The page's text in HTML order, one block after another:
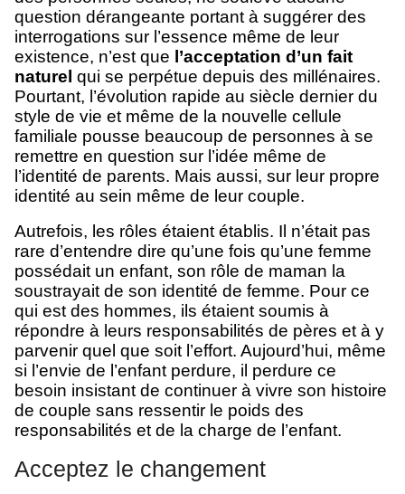
question dérangeante portant à suggérer des
interrogations sur l’essence même de leur
existence, n’est que l’acceptation d’un fait
naturel qui se perpétue depuis des millénaires.
Pourtant, l’évolution rapide au siècle dernier du
style de vie et même de la nouvelle cellule
familiale pousse beaucoup de personnes à se
remettre en question sur l’idée même de
l’identité de parents. Mais aussi, sur leur propre
identité au sein même de leur couple.
Autrefois, les rôles étaient établis. Il n’était pas
rare d’entendre dire qu’une fois qu’une femme
possédait un enfant, son rôle de maman la
soustrayait de son identité de femme. Pour ce
qui est des hommes, ils étaient soumis à
répondre à leurs responsabilités de pères et à y
parvenir quel que soit l’effort. Aujourd’hui, même
si l’envie de l’enfant perdure, il perdure ce
besoin insistant de continuer à vivre son histoire
de couple sans ressentir le poids des
responsabilités et de la charge de l’enfant.
Acceptez le changement